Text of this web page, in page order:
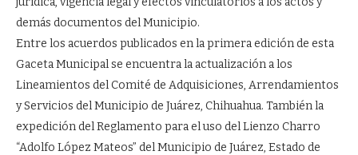
demás documentos del Municipio.
Entre los acuerdos publicados en la primera edición de esta
Gaceta Municipal se encuentra la actualización a los
Lineamientos del Comité de Adquisiciones, Arrendamientos
y Servicios del Municipio de Juárez, Chihuahua. También la
expedición del Reglamento para el uso del Lienzo Charro
“Adolfo López Mateos” del Municipio de Juárez, Estado de